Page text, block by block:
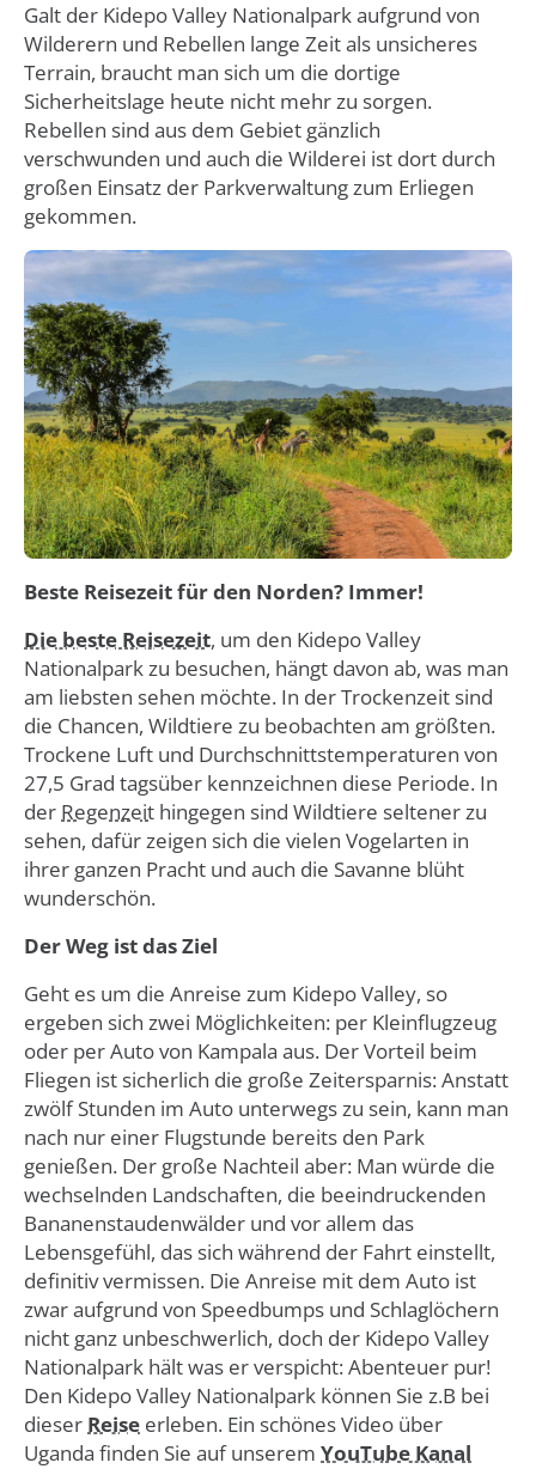
Galt der Kidepo Valley Nationalpark aufgrund von
Wilderern und Rebellen lange Zeit als unsicheres
Terrain, braucht man sich um die dortige
Sicherheitslage heute nicht mehr zu sorgen.
Rebellen sind aus dem Gebiet gänzlich
verschwunden und auch die Wilderei ist dort durch
großen Einsatz der Parkverwaltung zum Erliegen
gekommen.
Beste Reisezeit für den Norden? Immer!
Die beste Reisezeit, um den Kidepo Valley
Nationalpark zu besuchen, hängt davon ab, was man
am liebsten sehen möchte. In der Trockenzeit sind
die Chancen, Wildtiere zu beobachten am größten.
Trockene Luft und Durchschnittstemperaturen von
27,5 Grad tagsüber kennzeichnen diese Periode. In
der Regenzeit hingegen sind Wildtiere seltener zu
sehen, dafür zeigen sich die vielen Vogelarten in
ihrer ganzen Pracht und auch die Savanne blüht
wunderschön.
Der Weg ist das Ziel
Geht es um die Anreise zum Kidepo Valley, so
ergeben sich zwei Möglichkeiten: per Kleinflugzeug
oder per Auto von Kampala aus. Der Vorteil beim
Fliegen ist sicherlich die große Zeitersparnis: Anstatt
zwölf Stunden im Auto unterwegs zu sein, kann man
nach nur einer Flugstunde bereits den Park
genießen. Der große Nachteil aber: Man würde die
wechselnden Landschaften, die beeindruckenden
Bananenstaudenwälder und vor allem das
Lebensgefühl, das sich während der Fahrt einstellt,
definitiv vermissen. Die Anreise mit dem Auto ist
zwar aufgrund von Speedbumps und Schlaglöchern
nicht ganz unbeschwerlich, doch der Kidepo Valley
Nationalpark hält was er verspicht: Abenteuer pur!
Den Kidepo Valley Nationalpark können Sie z.B bei
dieser Reise erleben. Ein schönes Video über
Uganda finden Sie auf unserem YouTube Kanal